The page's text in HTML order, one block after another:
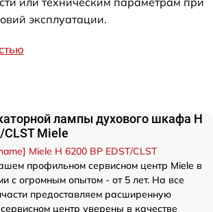
эксплуатации.
лампы духового шкафа H
CLST Miele
Miele H 6200 BP EDST/CLST
профильном сервисном центр Miele в
с огромным опытом - от 5 лет. На все
предоставляем расширенную
центр уверены в качестве